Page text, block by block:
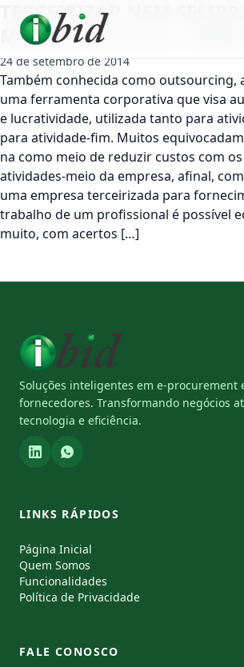
TERCEIRIZAR NEM
MELHOR ESCOLHA,
24 de setembro de 2014
Também conhecida como outsourcing,
uma ferramenta corporativa que visa
e lucratividade, utilizada tanto para
para atividade-fim. Muitos
na como meio de reduzir custos com
atividades-meio da empresa, afinal,
uma empresa terceirizada para
trabalho de um profissional é possível
muito, com acertos […]
Soluções inteligentes em e-procurement
fornecedores. Transformando negócios
tecnologia e eficiência.
LINKS RÁPIDOS
Página Inicial
Quem Somos
Funcionalidades
Política de Privacidade
FALE CONOSCO